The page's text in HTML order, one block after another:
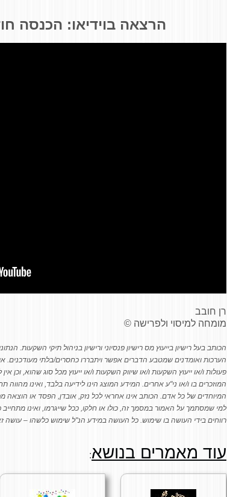
הרצאה בוידיאו: הכנסה
רן חובב
מומחה למיסוי ולפרישה ©
הכותב בעל רישיון בייעוץ מס רישיון פנסיוני ורישיון בניהול תיקי השקעות.
הערכות ואומדנים שמטבע הדברים אפשר ויתבררו כחסרים/בלתי מעודכנים.
פעולות ו/או ייעוץ השקעות ו/או שיווק השקעות ו/או ייעוץ מכל סוג שהוא, וכן
המוזכרים בו ו/או ני"ע אחרים. המידע המוצג הינו לידיעה בלבד, ואינו מהווה
המיוחדים של כל אדם. הכותב אינו אחראי לכל נזק, אובדן, הפסד או הוצאה
למי שמסתמך על האמור במסמך זה, כולו או חלקו, ככל שייגרמו, ואינו
רווחים בידי העושה בו שימוש. כל העושה במידע הנ"ל שימוש כלשהו – עושה
עוד מאמרים בנושא: